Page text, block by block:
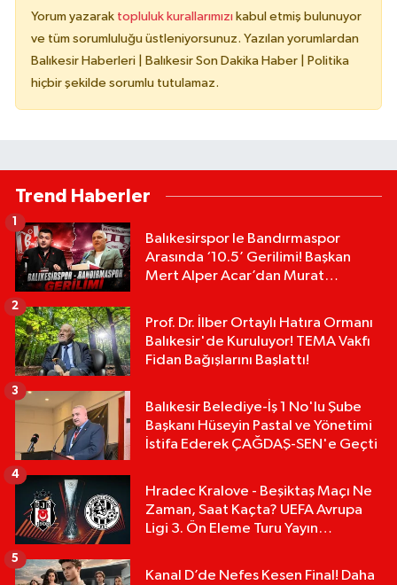
Yorum yazarak topluluk kurallarımızı kabul etmiş bulunuyor
ve tüm sorumluluğu üstleniyorsunuz. Yazılan yorumlardan
Balıkesir Haberleri | Balıkesir Son Dakika Haber | Politika
hiçbir şekilde sorumlu tutulamaz.
Trend Haberler
Balıkesirspor le Bandırmaspor
Arasında ‘10.5’ Gerilimi! Başkan
Mert Alper Acar’dan Murat
Prof. Dr. İlber Ortaylı Hatıra Ormanı
Balıkesir'de Kuruluyor! TEMA Vakfı
Fidan Bağışlarını Başlattı!
2
Balıkesir Belediye-İş 1 No'lu Şube
Başkanı Hüseyin Pastal ve Yönetimi
İstifa Ederek ÇAĞDAŞ-SEN'e Geçti
3
Hradec Kralove - Beşiktaş Maçı Ne
Zaman, Saat Kaçta? UEFA Avrupa
Ligi 3. Ön Eleme Turu Yayın
4
Kanal D’de Nefes Kesen Final! Daha
5